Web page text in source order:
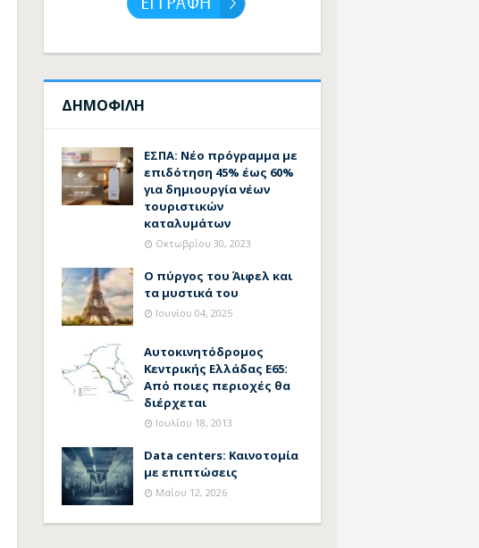
ΔΗΜΟΦΙΛΗ
ΕΣΠΑ: Νέο πρόγραμμα με
επιδότηση 45% έως 60%
για δημιουργία νέων
τουριστικών
καταλυμάτων
Οκτωβρίου 30, 2023
Ο πύργος του Άιφελ και
τα μυστικά του
Ιουνίου 04, 2025
Αυτοκινητόδρομος
Κεντρικής Ελλάδας Ε65:
Από ποιες περιοχές θα
διέρχεται
Ιουλίου 18, 2013
Data centers: Καινοτομία
με επιπτώσεις
Μαΐου 12, 2026